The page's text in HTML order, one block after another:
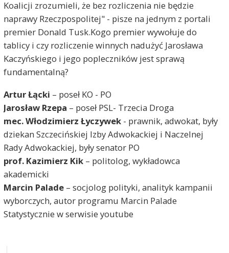
Koalicji zrozumieli, że bez rozliczenia nie będzie
naprawy Rzeczpospolitej" - pisze na jednym z portali
premier Donald Tusk.Kogo premier wywołuje do
tablicy i czy rozliczenie winnych nadużyć Jarosława
Kaczyńskiego i jego popleczników jest sprawą
fundamentalną?
Artur Łącki – poseł KO - PO
Jarosław Rzepa – poseł PSL- Trzecia Droga
mec. Włodzimierz Łyczywek- prawnik, adwokat, były
dziekan Szczecińskiej Izby Adwokackiej i Naczelnej
Rady Adwokackiej, były senator PO
prof. Kazimierz Kik– politolog, wykładowca
akademicki
Marcin Palade– socjolog polityki, analityk kampanii
wyborczych, autor programu Marcin Palade
Statystycznie w serwisie youtube